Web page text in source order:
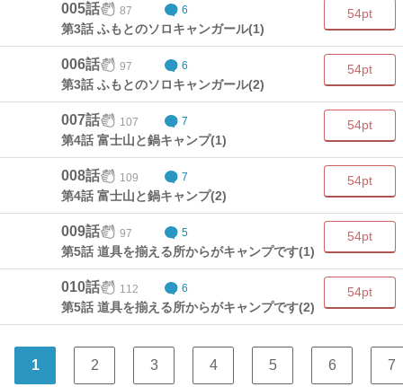
005話 87 6
第3話 ふもとのソロキャンガール(1)
54pt
006話 97 6
第3話 ふもとのソロキャンガール(2)
54pt
007話 107 7
第4話 富士山と鍋キャンプ(1)
54pt
008話 109 7
第4話 富士山と鍋キャンプ(2)
54pt
009話 97 5
第5話 道具を揃える所からがキャンプです(1)
54pt
010話 112 6
第5話 道具を揃える所からがキャンプです(2)
54pt
1 2 3 4 5 6 7